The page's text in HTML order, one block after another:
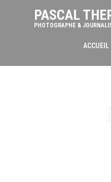
PASCAL
PHOTOGRAPHE &
ACCUEIL